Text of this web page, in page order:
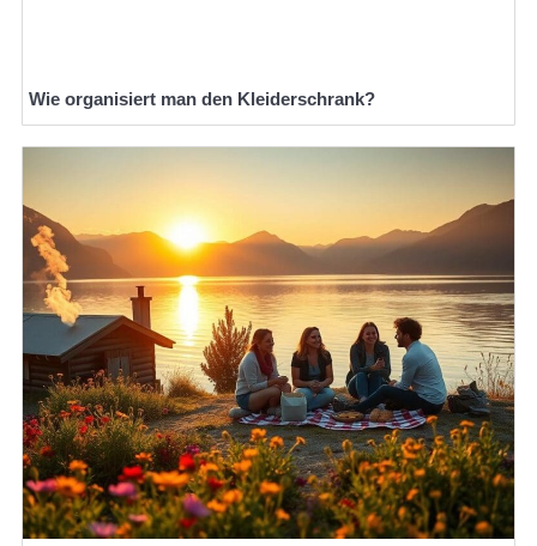
Wie organisiert man den Kleiderschrank?